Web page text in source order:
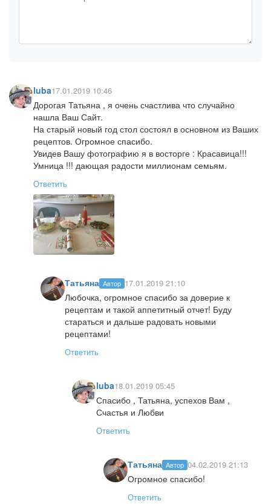
luba17.01.2019 10:46
Дорогая Татьяна , я очень счастлива что случайно
нашла Ваш Сайт.
На старый новый год стол состоял в основном из Ваших
рецептов. Огромное спасибо.
Увидев Вашу фотографию я в восторге : Красавица!!!
Умница !!! дающая радости миллионам семьям.
Ответить
Татьяна Автор 17.01.2019 21:10
Любочка, огромное спасибо за доверие к
рецептам и такой аппетитный отчет! Буду
стараться и дальше радовать новыми
рецептами!
Ответить
luba18.01.2019 05:45
Спасибо , Татьяна, успехов Вам ,
Счастья и Любви
Ответить
Татьяна Автор 04.02.2019 21:13
Огромное спасибо!
Ответить